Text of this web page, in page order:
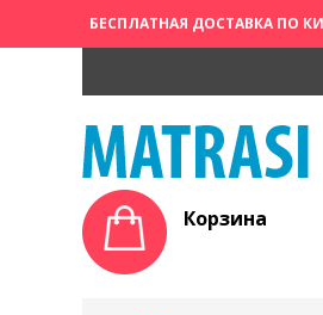
БЕСПЛАТНАЯ ДОСТАВКА ПО
Корзина